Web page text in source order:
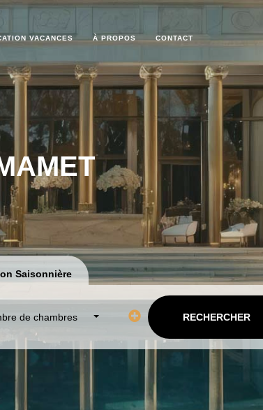
VACANCES À PROPOS CONTACT
Saisonnière
de chambres RECHERCHER